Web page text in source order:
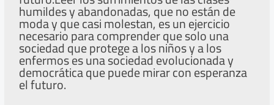
humildes y abandonadas, que no están de
moda y que casi molestan, es un ejercicio
necesario para comprender que solo una
sociedad que protege a los niños y a los
enfermos es una sociedad evolucionada y
democrática que puede mirar con esperanza
el futuro.